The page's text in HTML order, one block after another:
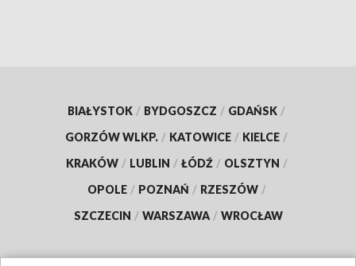
BIAŁYSTOK / BYDGOSZCZ / GDAŃSK /
GORZÓW WLKP. / KATOWICE / KIELCE /
KRAKÓW / LUBLIN / ŁÓDŹ / OLSZTYN /
OPOLE / POZNAŃ / RZESZÓW /
SZCZECIN / WARSZAWA / WROCŁAW